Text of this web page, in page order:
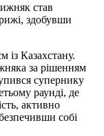
став
здобувши
із Казахстану.
за рішенням
супернику
раунді, де
активно
собі